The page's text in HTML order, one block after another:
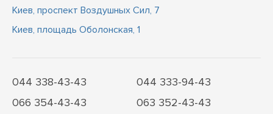
Киев, проспект Воздушных Сил, 7
Киев, площадь Оболонская, 1
044 338-43-43
044 333-94-43
066 354-43-43
063 352-43-43